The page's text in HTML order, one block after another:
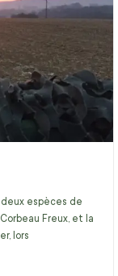
espèces de
Freux, et la
lors